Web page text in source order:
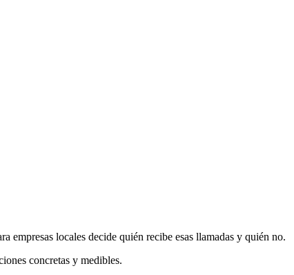
empresas locales decide quién recibe esas llamadas y quién no.
concretas y medibles.